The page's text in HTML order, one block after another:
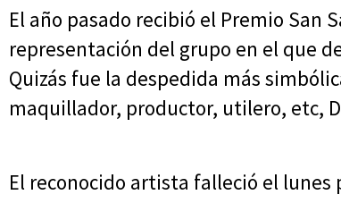
El año pasado recibió el Premio San
representación del grupo en el que
Quizás fue la despedida más
maquillador, productor, utilero, etc,
El reconocido artista falleció el lunes